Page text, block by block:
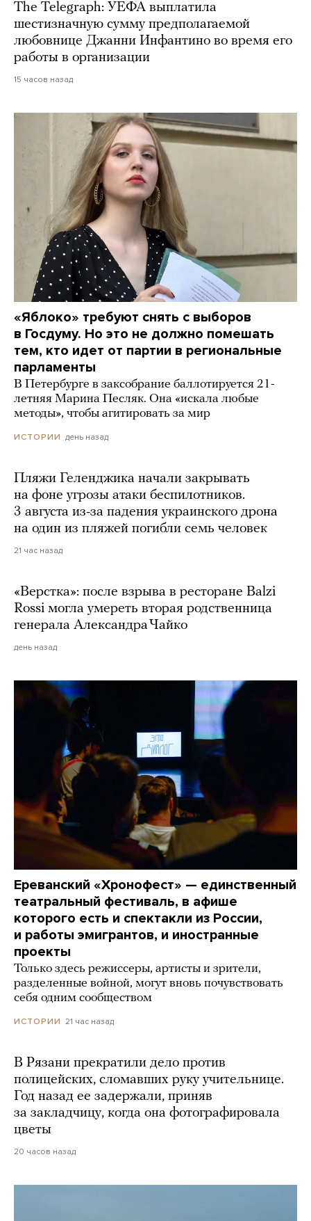
The Telegraph: УЕФА выплатила
шестизначную сумму предполагаемой
любовнице Джанни Инфантино во время его
работы в организации
15 часов назад
«Яблоко» требуют снять с выборов
в Госдуму. Но это не должно помешать
тем, кто идет от партии в региональные
парламенты
В Петербурге в заксобрание баллотируется 21-
летняя Марина Песляк. Она «искала любые
методы», чтобы агитировать за мир
ИСТОРИИ день назад
Пляжи Геленджика начали закрывать
на фоне угрозы атаки беспилотников.
3 августа из-за падения украинского дрона
на один из пляжей погибли семь человек
21 час назад
«Верстка»: после взрыва в ресторане Balzi
Rossi могла умереть вторая родственница
генерала Александра Чайко
день назад
Ереванский «Хронофест» — единственный
театральный фестиваль, в афише
которого есть и спектакли из России,
и работы эмигрантов, и иностранные
проекты
Только здесь режиссеры, артисты и зрители,
разделенные войной, могут вновь почувствовать
себя одним сообществом
ИСТОРИИ 21 час назад
В Рязани прекратили дело против
полицейских, сломавших руку учительнице.
Год назад ее задержали, приняв
за закладчицу, когда она фотографировала
цветы
20 часов назад